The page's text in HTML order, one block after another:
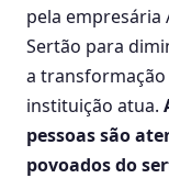
pela empresária
Sertão para
a
instituição atua.
pessoas são
povoados do